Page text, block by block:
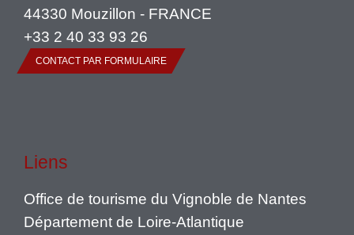
44330 Mouzillon - FRANCE
+33 2 40 33 93 26
CONTACT PAR FORMULAIRE
Liens
Office de tourisme du Vignoble de Nantes
Département de Loire-Atlantique